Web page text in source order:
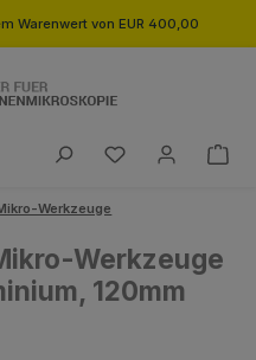
Warenwert von EUR 400,00
Du hast 0
Werkzeuge
Werkzeuge
120mm